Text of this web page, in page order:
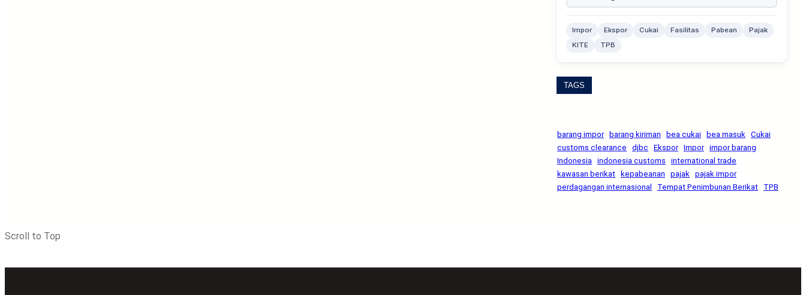
Impor Ekspor Cukai Fasilitas Pabean
Pajak
KITE
TPB
TAGS
barang impor barang kiriman bea cukai bea masuk
Cukai
customs clearance
djbc Ekspor Impor impor barang
Indonesia
indonesia customs
international trade
kawasan berikat kepabeanan pajak
pajak impor
perdagangan internasional
Tempat Penimbunan Berikat TPB
Scroll to Top